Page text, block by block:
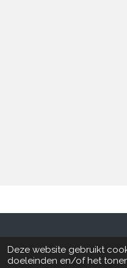
Deze website gebruikt
doeleinden en/of het
© 2015 - 2026